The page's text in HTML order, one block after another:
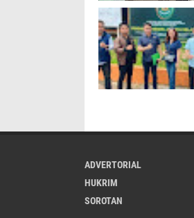
ADVERTORIAL
HUKRIM
SOROTAN